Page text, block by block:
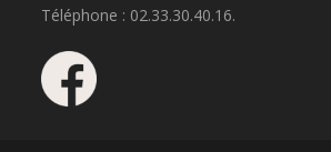
Téléphone : 02.33.30.40.16.